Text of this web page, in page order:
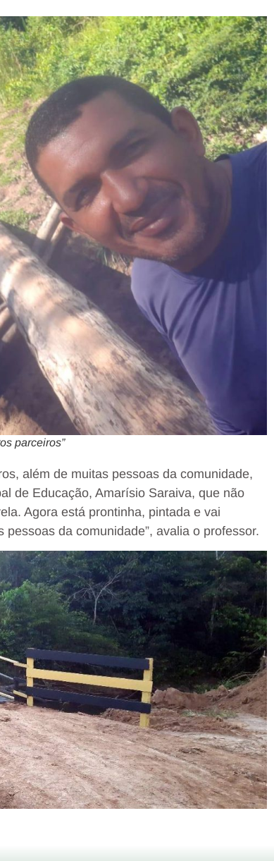
parceiros”
além de muitas pessoas da comunidade,
de Educação, Amarísio Saraiva, que não
Agora está prontinha, pintada e vai
da comunidade”, avalia o professor.